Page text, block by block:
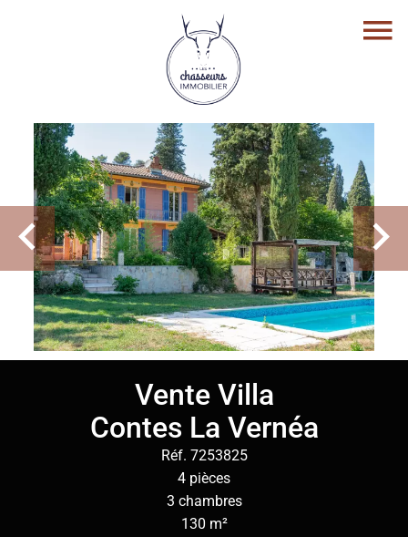
Vente Villa
Contes La Vernéa
Réf. 7253825
4 pièces
3 chambres
130 m²